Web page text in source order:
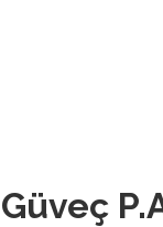
Güveç